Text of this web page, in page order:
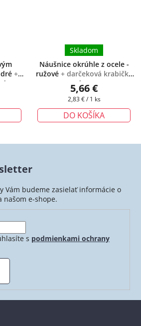
+
Náušnice okrúhle z ocele -
ružové + darčeková krabička
zadarmo
Skladom
5,66 €
Jednotková
2,83 € / 1 ks
DO KOŠÍKA
Vám budeme zasielať informácie o
našom e-shope.
s podmienkami ochrany